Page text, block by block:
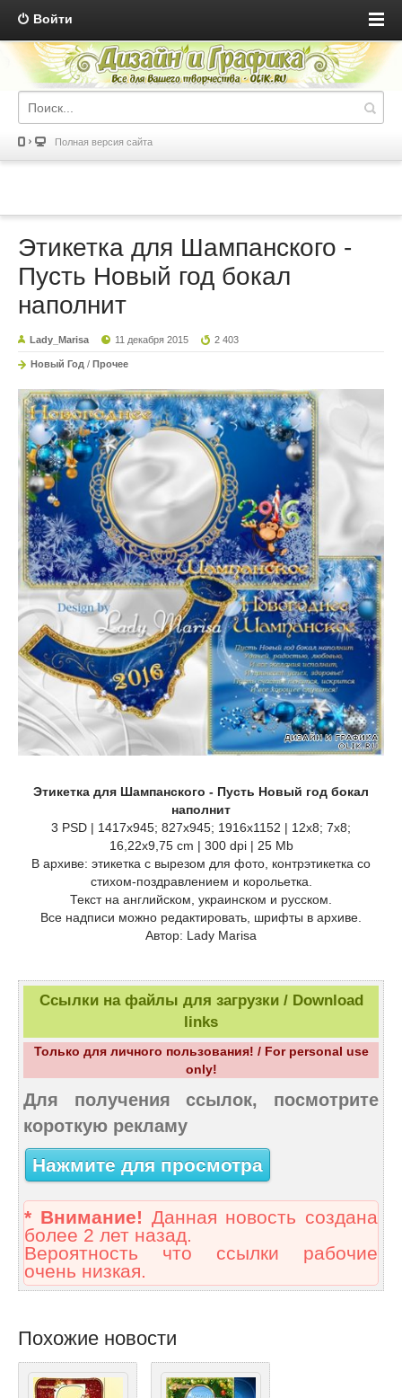
Войти
Полная версия сайта
Этикетка для Шампанского -
Пусть Новый год бокал
наполнит
Lady_Marisa 11 декабря 2015 2 403
Новый Год / Прочее
Этикетка для Шампанского - Пусть Новый год бокал
наполнит
3 PSD | 1417x945; 827x945; 1916x1152 | 12x8; 7x8;
16,22x9,75 cm | 300 dpi | 25 Mb
В архиве: этикетка с вырезом для фото, контрэтикетка со
стихом-поздравлением и корольетка.
Текст на английском, украинском и русском.
Все надписи можно редактировать, шрифты в архиве.
Автор: Lady Marisa
Ссылки на файлы для загрузки / Download
links
Только для личного пользования! / For personal use
only!
Для получения ссылок, посмотрите
короткую рекламу
Нажмите для просмотра
* Внимание! Данная новость создана
более 2 лет назад.
Вероятность что ссылки рабочие
очень низкая.
Похожие новости